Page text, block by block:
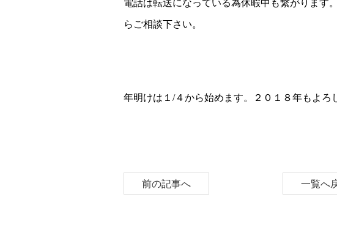
電話は転送になっている為休暇中も繋がります
らご相談下さい。
年明けは１/４から始めます。２０１８年もよろ
前の記事へ 一覧へ